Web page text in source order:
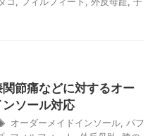
節痛などに対するオー
ソール対応
オーダーメイドインソール パフ